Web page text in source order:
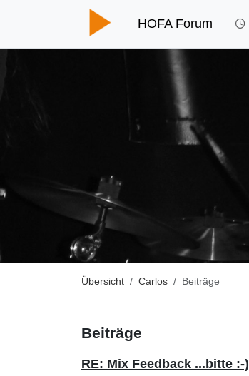
HOFA Forum
Übersicht Carlos Beiträge
Beiträge
RE: Mix Feedback ...bitte :-)